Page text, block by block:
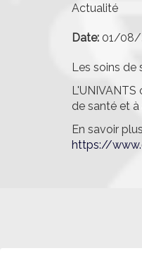
Actualité
Date: 01/08/
Les soins de
de santé et
En savoir
https://